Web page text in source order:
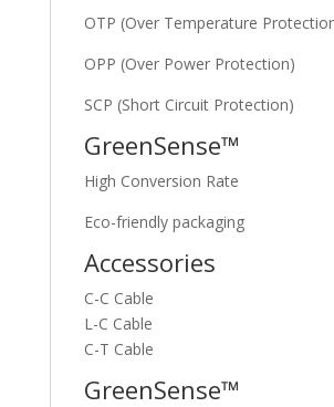
OTP (Over Temperature
OPP (Over Power Protection)
SCP (Short Circuit Protection)
GreenSense™
High Conversion Rate
Eco-friendly packaging
Accessories
C-C Cable
L-C Cable
C-T Cable
GreenSense™